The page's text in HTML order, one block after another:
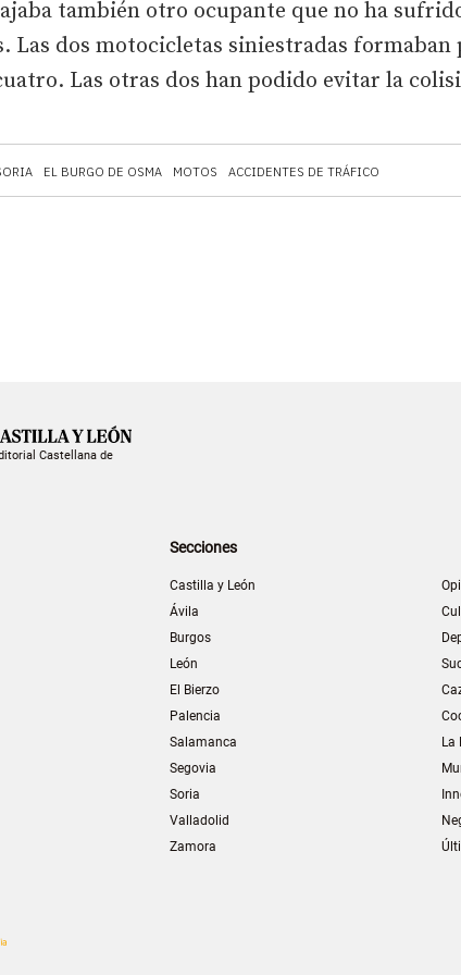
EL BURGO DE OSMA MOTOS ACCIDENTES DE TRÁFICO
también otro ocupante que no ha
Las dos motocicletas siniestradas formaban
Las otras dos han podido evitar la
Castellana de
Secciones
Castilla y León
Ávila
Burgos
León
El Bierzo
Palencia
Salamanca
Segovia
Soria
Valladolid
Zamora
La